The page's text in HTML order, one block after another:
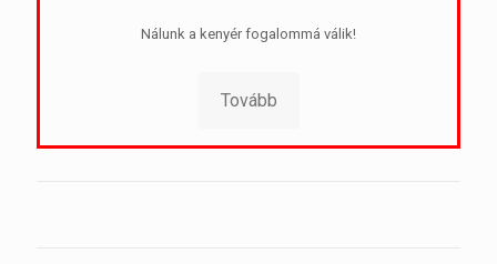
Nálunk a kenyér fogalommá válik!
Tovább